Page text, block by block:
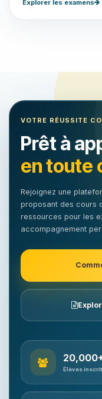
Explorer les examens
VOTRE RÉUSSITE
Prêt à
en toute
Rejoignez une
proposant des cours
ressources pour les
accompagnement
Élèves